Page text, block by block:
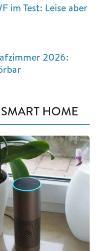
im Test: Leise aber
2026:
HOME